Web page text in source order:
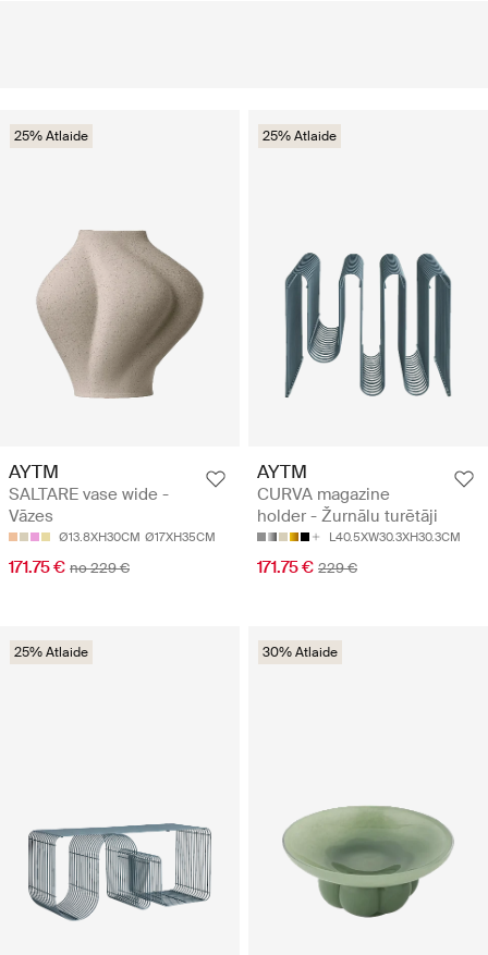
25% Atlaide
AYTM
SALTARE vase wide -
Vāzes
Ø13.8XH30CM Ø17XH35CM
171.75 € no 229 €
25% Atlaide
AYTM
CURVA magazine
holder - Žurnālu turētāji
L40.5XW30.3XH30.3CM
171.75 € 229 €
25% Atlaide 30% Atlaide